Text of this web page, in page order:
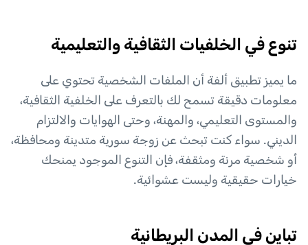
تنوع في الخلفيات الثقافية والتعليمية
ما يميز تطبيق ألفة أن الملفات الشخصية تحتوي على
معلومات دقيقة تسمح لك بالتعرف على الخلفية الثقافية،
والمستوى التعليمي، والمهنة، وحتى الهوايات والالتزام
الديني. سواء كنت تبحث عن زوجة سورية متدينة ومحافظة،
أو شخصية مرنة ومثقفة، فإن التنوع الموجود يمنحك
خيارات حقيقية وليست عشوائية.
تباين في المدن البريطانية